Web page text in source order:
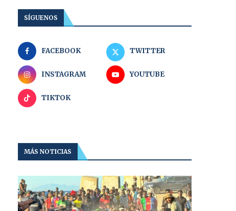
SÍGUENOS
FACEBOOK TWITTER
INSTAGRAM YOUTUBE
TIKTOK
MÁS NOTICIAS